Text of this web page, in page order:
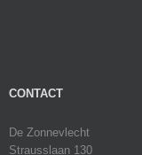
CONTACT
De Zonnevlecht
Strausslaan 130